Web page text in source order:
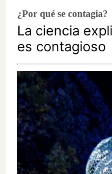
¿Por qué se contagia?
La ciencia
es contagioso